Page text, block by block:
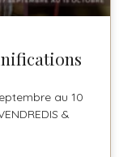
au 10
&